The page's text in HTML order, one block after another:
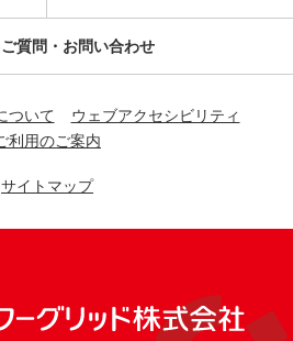
質問・お問い合わせ
ついて
ウェブアクセシビリティ
利用のご案内
サイトマップ